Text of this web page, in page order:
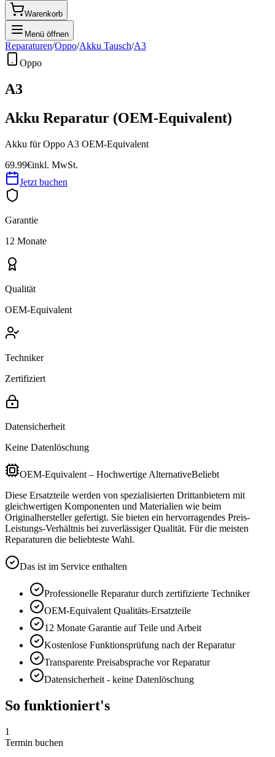
Warenkorb
Menü öffnen
Reparaturen/Oppo/Akku Tausch/A3
Oppo
A3
Akku Reparatur (OEM-Equivalent)
Akku für Oppo A3 OEM-Equivalent
69.99€inkl. MwSt.
Jetzt buchen
Garantie
12 Monate
Qualität
OEM-Equivalent
Techniker
Zertifiziert
Datensicherheit
Keine Datenlöschung
OEM-Equivalent – Hochwertige AlternativeBeliebt
Diese Ersatzteile werden von spezialisierten Drittanbietern mit
gleichwertigen Komponenten und Materialien wie beim
Originalhersteller gefertigt. Sie bieten ein hervorragendes Preis-
Leistungs-Verhältnis bei zuverlässiger Qualität. Für die meisten
Reparaturen die beliebteste Wahl.
Das ist im Service enthalten
Professionelle Reparatur durch zertifizierte Techniker
OEM-Equivalent Qualitäts-Ersatzteile
12 Monate Garantie auf Teile und Arbeit
Kostenlose Funktionsprüfung nach der Reparatur
Transparente Preisabsprache vor Reparatur
Datensicherheit - keine Datenlöschung
So funktioniert's
1
Termin buchen